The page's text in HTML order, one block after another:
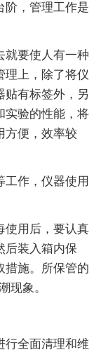
阶，管理工作是
就要使人有一种
理上，除了将仪
贴有标签外，另
实验的性能，将
方便，效率较
工作，仪器使用
使用后，要认真
后装入箱内保
措施。所保管的
现象。
行全面清理和维